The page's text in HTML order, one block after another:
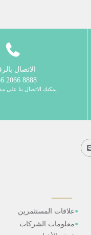
الاتصال
8888 2066 66+
يمكنك الاتصال بنا على مدار 24
علاقات المستثمرين
معلومات الشركات